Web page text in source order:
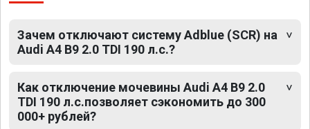
Зачем отключают систему Adblue (SCR) на
Audi A4 B9 2.0 TDI 190 л.с.?
Как отключение мочевины Audi A4 B9 2.0
TDI 190 л.с.позволяет сэкономить до 300
000+ рублей?